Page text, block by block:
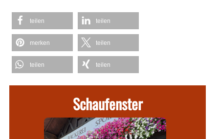
teilen teilen
merken teilen
teilen teilen
Schaufenster